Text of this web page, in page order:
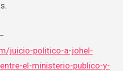
juicio-politico-a-johel-
el-ministerio-publico-y-